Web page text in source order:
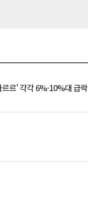
르' 각각 6%·10%대 급락